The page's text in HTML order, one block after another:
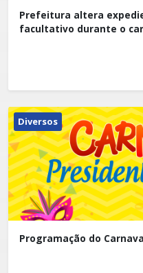
Prefeitura altera
facultativo durante o
Diversos
Programação do